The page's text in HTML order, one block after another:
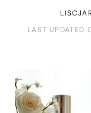
LAST UPDATED